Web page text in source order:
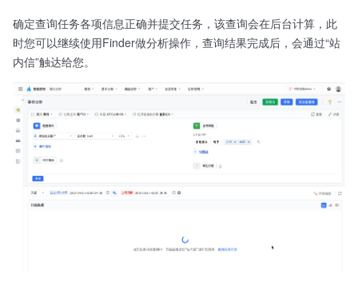
确定查询任务各项信息正确并提交任务，该查询会在后台计算，此
时您可以继续使用Finder做分析操作，查询结果完成后，会通过“站
内信”触达给您。